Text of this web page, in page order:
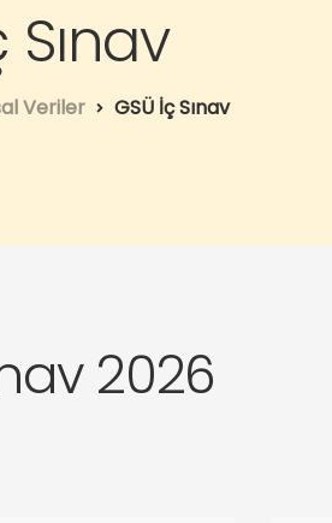
Sınav
Veriler GSÜ İç Sınav
2026